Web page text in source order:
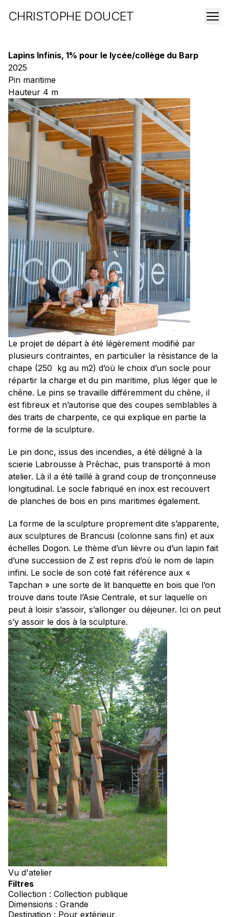
CHRISTOPHE DOUCET
Lapins Infinis, 1% pour le lycée/collège du Barp
2025
Pin maritime
Hauteur 4 m
Le projet de départ à été légèrement modifié par
plusieurs contraintes, en particulier la résistance de la
chape (250 kg au m2) d’où le choix d’un socle pour
répartir la charge et du pin maritime, plus léger que le
chêne. Le pins se travaille différemment du chêne, il
est fibreux et n’autorise que des coupes semblables à
des traits de charpente, ce qui explique en partie la
forme de la sculpture.
Le pin donc, issus des incendies, a été déligné à la
scierie Labrousse à Prêchac, puis transporté à mon
atelier. Là il a été taillé à grand coup de tronçonneuse
longitudinal. Le socle fabriqué en inox est recouvert
de planches de bois en pins maritimes également.
La forme de la sculpture proprement dite s’apparente,
aux sculptures de Brancusi (colonne sans fin) et aux
échelles Dogon. Le thème d’un lièvre ou d’un lapin fait
d’une succession de Z est repris d’où le nom de lapin
infini. Le socle de son coté fait référence aux «
Tapchan » une sorte de lit banquette en bois que l’on
trouve dans toute l’Asie Centrale, et sur laquelle on
peut à loisir s’assoir, s’allonger ou déjeuner. Ici on peut
s’y assoir le dos à la sculpture.
Vu d'atelier
Filtres
Collection : Collection publique
Dimensions : Grande
Destination : Pour extérieur